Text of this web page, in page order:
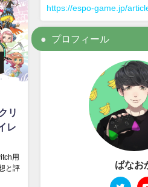
リ
レ
用
と評
https://espo-game.jp/
プロフィール
ばなお